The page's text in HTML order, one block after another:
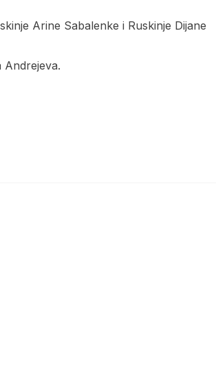
Arine Sabalenke i Ruskinje Dijane
Andrejeva.